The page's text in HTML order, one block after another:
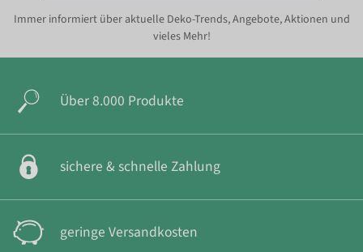
Immer informiert über aktuelle Deko-Trends, Angebote, Aktionen und
vieles Mehr!
Über 8.000 Produkte
sichere & schnelle Zahlung
geringe Versandkosten